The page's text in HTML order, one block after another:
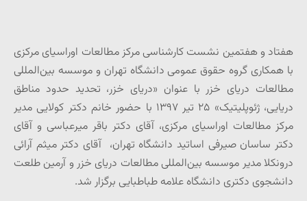
هفتاد و هفتمین نشست کارشناسی مرکز مطالعات اوراسیای مرکزی
با همکاری گروه حقوق عمومی دانشگاه تهران و موسسه بین‌المللی
مطالعات دریای خزر با عنوان «دریای خزر، تحدید حدود مناطق
دریایی، ژئوپلیتیک» ۲۵ تیر ۱۳۹۷ با حضور خانم دکتر کولایی مدیر
مرکز مطالعات اوراسیای مرکزی، آقای دکتر باقر میرعباسی و آقای
دکتر ساسان صیرفی اساتید دانشگاه تهران، آقای دکتر میثم آرائی
درونکلا مدیر موسسه بین‌المللی مطالعات دریای خزر و آرمین طلعت
دانشجوی دکتری دانشگاه علامه طباطبایی برگزار شد.